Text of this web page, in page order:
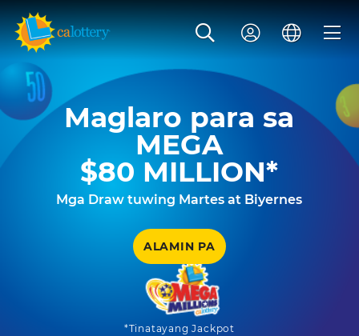
Maglaro para sa
MEGA
$80 MILLION*
Mga Draw tuwing Martes at Biyernes
ALAMIN PA
*Tinatayang Jackpot